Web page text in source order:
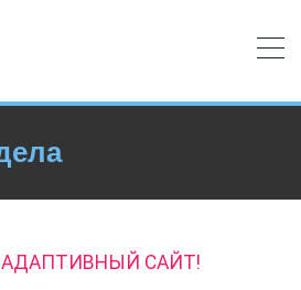
АДАПТИВНЫЙ САЙТ!